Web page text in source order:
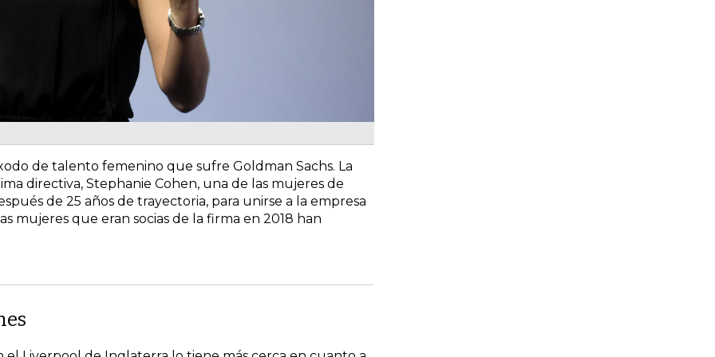
de talento femenino que sufre Goldman Sachs. La
directiva, Stephanie Cohen, una de las mujeres de
de 25 años de trayectoria, para unirse a la empresa
mujeres que eran socias de la firma en 2018 han